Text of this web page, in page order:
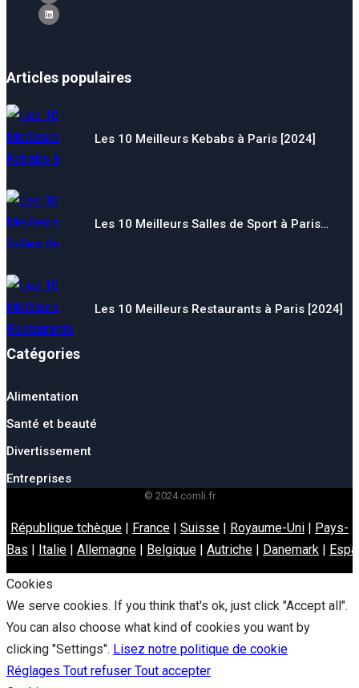
Articles populaires
Les 10 Meilleurs Kebabs à Paris [2024]
Les 10 Meilleurs Salles de Sport à Paris…
Les 10 Meilleurs Restaurants à Paris [2024]
Catégories
Alimentation
Santé et beauté
Divertissement
Entreprises
© 2024 comli.fr
République tchèque | France | Suisse | Royaume-Uni | Pays-
Bas | Italie | Allemagne | Belgique | Autriche | Danemark |
Cookies
We serve cookies. If you think that's ok, just click "Accept all".
You can also choose what kind of cookies you want by
clicking "Settings". Lisez notre politique de cookie
Réglages Tout refuser Tout accepter